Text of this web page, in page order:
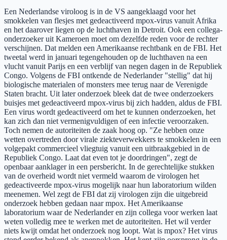
Een Nederlandse viroloog is in de VS aangeklaagd voor het
smokkelen van flesjes met gedeactiveerd mpox-virus vanuit Afrika
en het daarover liegen op de luchthaven in Detroit. Ook een collega-
onderzoeker uit Kameroen moet om dezelfde reden voor de rechter
verschijnen. Dat melden een Amerikaanse rechtbank en de FBI. Het
tweetal werd in januari tegengehouden op de luchthaven na een
vlucht vanuit Parijs en een verblijf van negen dagen in de Republiek
Congo. Volgens de FBI ontkende de Nederlander "stellig" dat hij
biologische materialen of monsters mee terug naar de Verenigde
Staten bracht. Uit later onderzoek bleek dat de twee onderzoekers
buisjes met gedeactiveerd mpox-virus bij zich hadden, aldus de FBI.
Een virus wordt gedeactiveerd om het te kunnen onderzoeken, het
kan zich dan niet vermenigvuldigen of een infectie veroorzaken.
Toch nemen de autoriteiten de zaak hoog op. "Ze hebben onze
wetten overtreden door virale ziekteverwekkers te smokkelen in een
volgepakt commercieel vliegtuig vanuit een uitbraakgebied in de
Republiek Congo. Laat dat even tot je doordringen", zegt de
openbaar aanklager in een persbericht. In de gerechtelijke stukken
van de overheid wordt niet vermeld waarom de virologen het
gedeactiveerde mpox-virus mogelijk naar hun laboratorium wilden
meenemen. Wel zegt de FBI dat zij virologen zijn die uitgebreid
onderzoek hebben gedaan naar mpox. Het Amerikaanse
laboratorium waar de Nederlander en zijn collega voor werken laat
weten volledig mee te werken met de autoriteiten. Het wil verder
niets kwijt omdat het onderzoek nog loopt. Wat is mpox? Het virus